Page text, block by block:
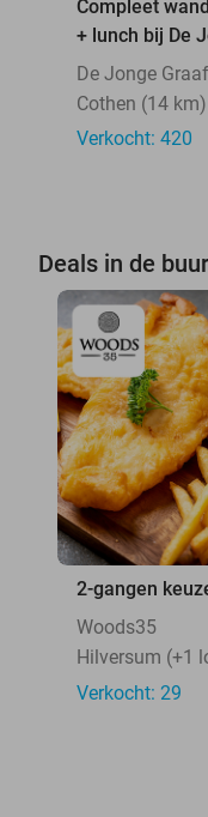
Compleet
+ lunch bij De
De Jonge Graaf
Cothen (14 km)
Verkocht: 420
Deals in de
2-gangen
Woods35
Hilversum (+1
Verkocht: 29